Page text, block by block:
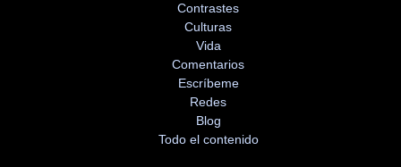
Contrastes
Culturas
Vida
Comentarios
Escríbeme
Redes
Blog
Todo el contenido